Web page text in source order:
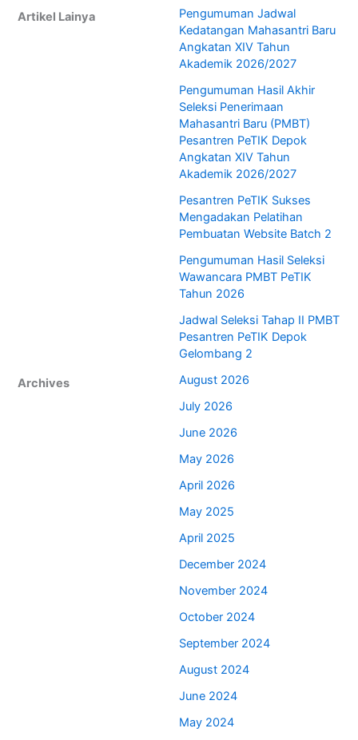
Artikel Lainya
Pengumuman Jadwal
Kedatangan Mahasantri Baru
Angkatan XIV Tahun
Akademik 2026/2027
Pengumuman Hasil Akhir
Seleksi Penerimaan
Mahasantri Baru (PMBT)
Pesantren PeTIK Depok
Angkatan XIV Tahun
Akademik 2026/2027
Pesantren PeTIK Sukses
Mengadakan Pelatihan
Pembuatan Website Batch 2
Pengumuman Hasil Seleksi
Wawancara PMBT PeTIK
Tahun 2026
Jadwal Seleksi Tahap II PMBT
Pesantren PeTIK Depok
Gelombang 2
Archives
August 2026
July 2026
June 2026
May 2026
April 2026
May 2025
April 2025
December 2024
November 2024
October 2024
September 2024
August 2024
June 2024
May 2024